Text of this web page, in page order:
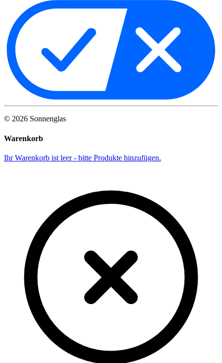
© 2026 Sonnenglas
Warenkorb
Ihr Warenkorb ist leer - bitte Produkte hinzufügen.